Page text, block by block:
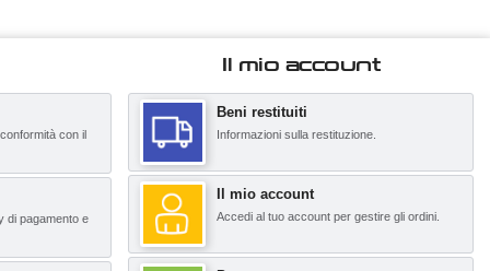
con il
di pagamento e
Il mio account
Beni restituiti
Informazioni sulla restituzione.
Il mio account
Accedi al tuo account per gestire gli ordini.